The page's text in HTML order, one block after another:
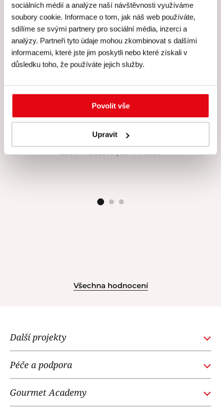
sociálních médií a analýze naší návštěvnosti využíváme
soubory cookie. Informace o tom, jak náš web používáte,
sdílíme se svými partnery pro sociální média, inzerci a
analýzy. Partneři tyto údaje mohou zkombinovat s dalšími
informacemi, které jste jim poskytli nebo které získali v
důsledku toho, že používáte jejich služby.
Povolit vše
Upravit
Hodnocení Gourmet Academy
Hodnocení: 4.9 (216)
upéct korpus. Besky je skvělá, krásně vše vysvětlí,
pomůže, poradí, pod jejím dohledem zvládne dort snad
Lucie Weissová| 29. 06. 2026
Všechna hodnocení
Další projekty
NOI RESTAURANT
WE LOVE DOGS
Péče a podpora
Gourmet Academy